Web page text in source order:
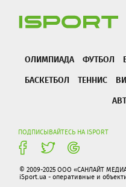
ОЛИМПИАДА ФУТБОЛ
БАСКЕТБОЛ
ТЕННИС
ПОДПИСЫВАЙТЕСЬ НА ISPORT
© 2009-2025 ООО «САНЛАЙТ
iSport.ua - оперативные и